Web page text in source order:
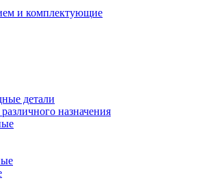
и комплектующие
детали
назначения